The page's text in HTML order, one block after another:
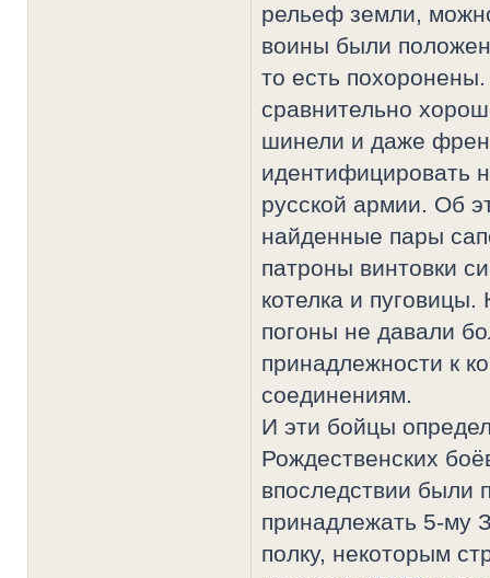
рельеф земли,
воины были
то есть
сравнительно
шинели и даже
идентифицировать
русской армии. Об
найденные пары
патроны винтовки
котелка и
погоны не давали
принадлежности к
соединениям.
И эти бойцы
Рождественских
впоследствии были
принадлежать 5-му
полку, некоторым